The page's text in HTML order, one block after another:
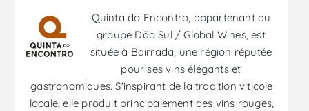
Quinta do Encontro, appartenant au
groupe Dão Sul / Global Wines, est
située à Bairrada, une région réputée
pour ses vins élégants et
gastronomiques. S'inspirant de la tradition viticole
locale, elle produit principalement des vins rouges,